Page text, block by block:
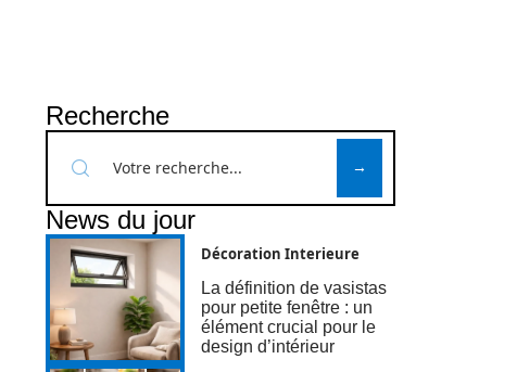
Recherche
News du jour
Décoration Interieure
La définition de vasistas
pour petite fenêtre : un
élément crucial pour le
design d’intérieur